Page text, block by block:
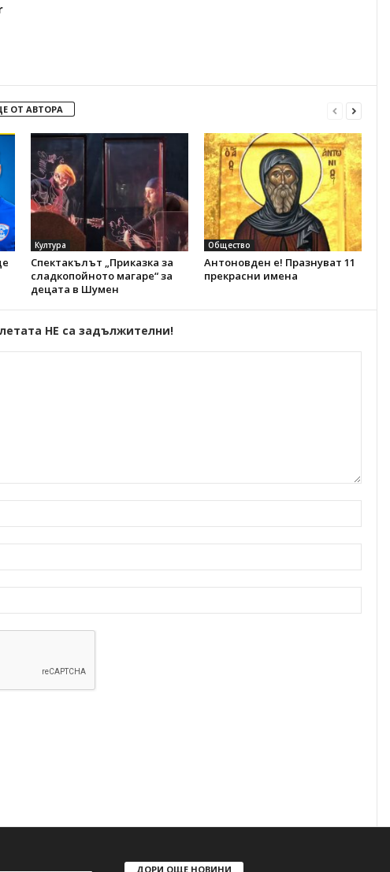
ОТ АВТОРА
Култура
Спектакълът „Приказка за
сладкопойното магаре“ за
децата в Шумен
Общество
Антоновден е! Празнуват 11
прекрасни имена
НЕ са задължителни!
ДОРИ ОЩЕ НОВИНИ